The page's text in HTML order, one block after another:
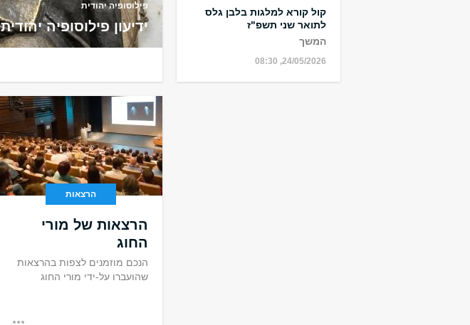
קול קורא למלגות בלבן גלס
לתואר שני תשפ"ז
המשך
24/05/2026, 08:30
פילוסופיה יהודית
ידיעון פילוסופיה יהודית
הרצאות
הרצאות של מורי
החוג
הנכם מוזמנים לצפות בהרצאות
שהועברו על-ידי מורי החוג